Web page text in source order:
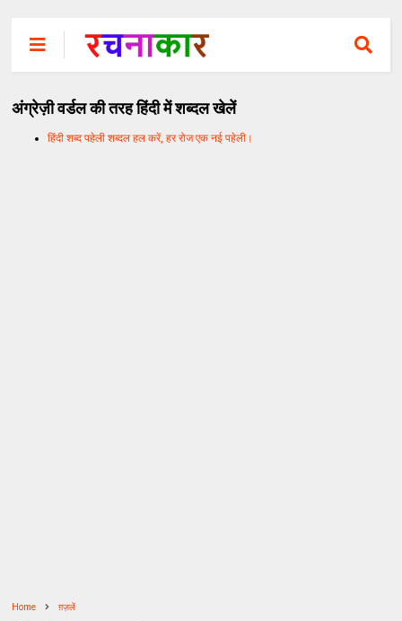
अंग्रेज़ी वर्डल की तरह हिंदी में शब्दल खेलें
हिंदी शब्द पहेली शब्दल हल करें, हर रोज एक नई पहेली।
Home ग़ज़लें